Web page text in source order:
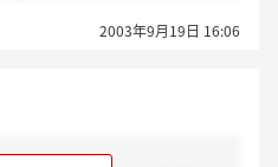
2003年9月19日 16:06